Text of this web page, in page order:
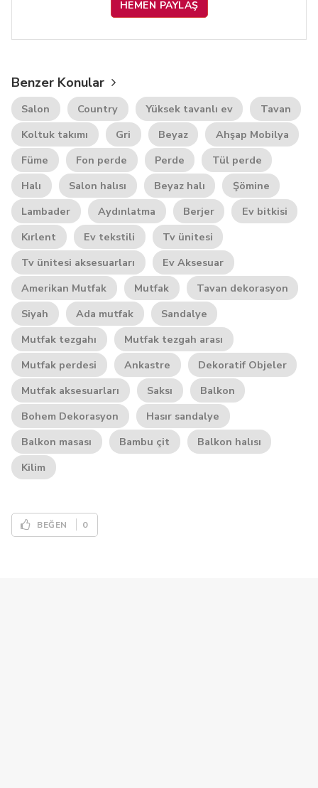
HEMEN PAYLAŞ
Benzer Konular
Salon Country Yüksek tavanlı ev
Tavan
Koltuk takımı
Gri Beyaz
Ahşap Mobilya
Füme
Fon perde Perde
Tül perde
Halı
Salon halısı Beyaz halı
Şömine
Lambader
Aydınlatma Berjer
Ev bitkisi
Kırlent
Ev tekstili
Tv ünitesi
Tv ünitesi aksesuarları
Ev Aksesuar
Amerikan Mutfak
Mutfak
Tavan dekorasyon
Siyah
Ada mutfak
Sandalye
Mutfak tezgahı
Mutfak tezgah arası
Mutfak perdesi
Ankastre
Dekoratif Objeler
Mutfak aksesuarları
Saksı
Balkon
Bohem Dekorasyon
Hasır sandalye
Balkon masası
Bambu çit
Balkon halısı
Kilim
BEĞEN 0